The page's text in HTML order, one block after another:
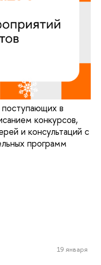
в
конкурсов,
и консультаций с
программ
19 января